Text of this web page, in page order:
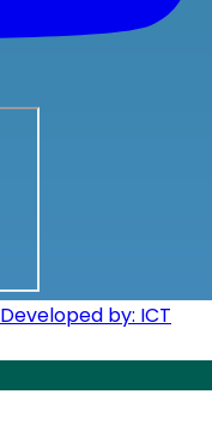
Developed by: ICT